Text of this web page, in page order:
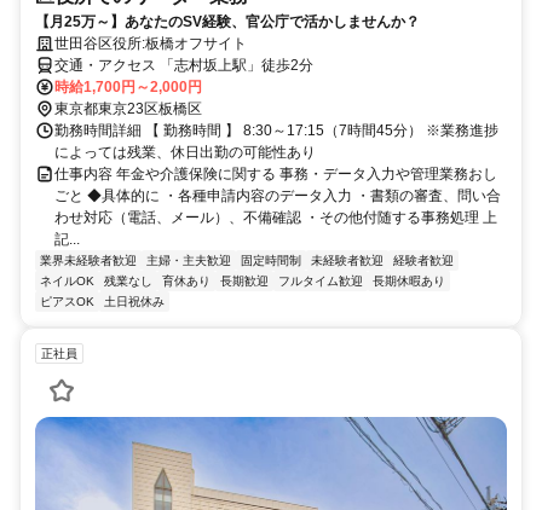
【月25万～】あなたのSV経験、官公庁で活かしませんか？
世田谷区役所:板橋オフサイト
交通・アクセス 「志村坂上駅」徒歩2分
時給1,700円～2,000円
東京都東京23区板橋区
勤務時間詳細 【 勤務時間 】 8:30～17:15（7時間45分） ※業務進捗
によっては残業、休日出勤の可能性あり
仕事内容 年金や介護保険に関する 事務・データ入力や管理業務おし
ごと ◆具体的に ・各種申請内容のデータ入力 ・書類の審査、問い合
わせ対応（電話、メール）、不備確認 ・その他付随する事務処理 上
記...
業界未経験者歓迎 主婦・主夫歓迎 固定時間制 未経験者歓迎
経験者歓迎
ネイルOK
残業なし 育休あり 長期歓迎 フルタイム歓迎
長期休暇あり
ピアスOK
土日祝休み
正社員